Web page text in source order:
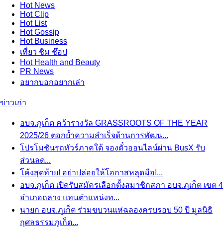
HotNews
HotClip
HotList
HotGossip
HotBusiness
เที่ยว ชิม ช๊อป
HotHealth and Beauty
PR News
อยากบอกอยากเล่า
ข่าวเก่า
อบจ.ภูเก็ต คว้ารางวัล GRASSROOTS OF THE YEAR
2025/26 ตอกย้ำความสำเร็จด้านการพัฒน...
โปรโมชันรถทัวร์ภาคใต้ จองตั๋วออนไลน์ผ่าน BusX รับ
ส่วนลด...
โค้งสุดท้าย! อย่าปล่อยให้โอกาสหลุดมือ!...
อบจ.ภูเก็ต เปิดรับสมัครเลือกตั้งสมาชิกสภา อบจ.ภูเก็ต เขต 4
อำเภอถลาง แทนตำแหน่งท...
นายก อบจ.ภูเก็ต ร่วมขบวนแห่ฉลองครบรอบ 50 ปี มูลนิธิ
กุศลธรรมภูเก็ต...